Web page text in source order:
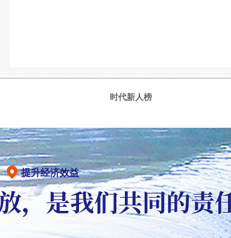
时代新人榜
提升经济效益